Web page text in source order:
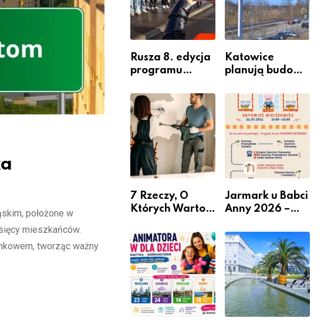
położone w
mieszkańców.
tworząc ważny
Rusza 8. edycja
programu
Miastem
Fachowców” –
nabór dla
przedsiębiorców
Katowice
planują budowę
przesiadkoweg
o w Podlesiu
7 Rzeczy, O
Których Warto
Remontem
Mieszkania
Jarmark u Babci
Anny 2026 –